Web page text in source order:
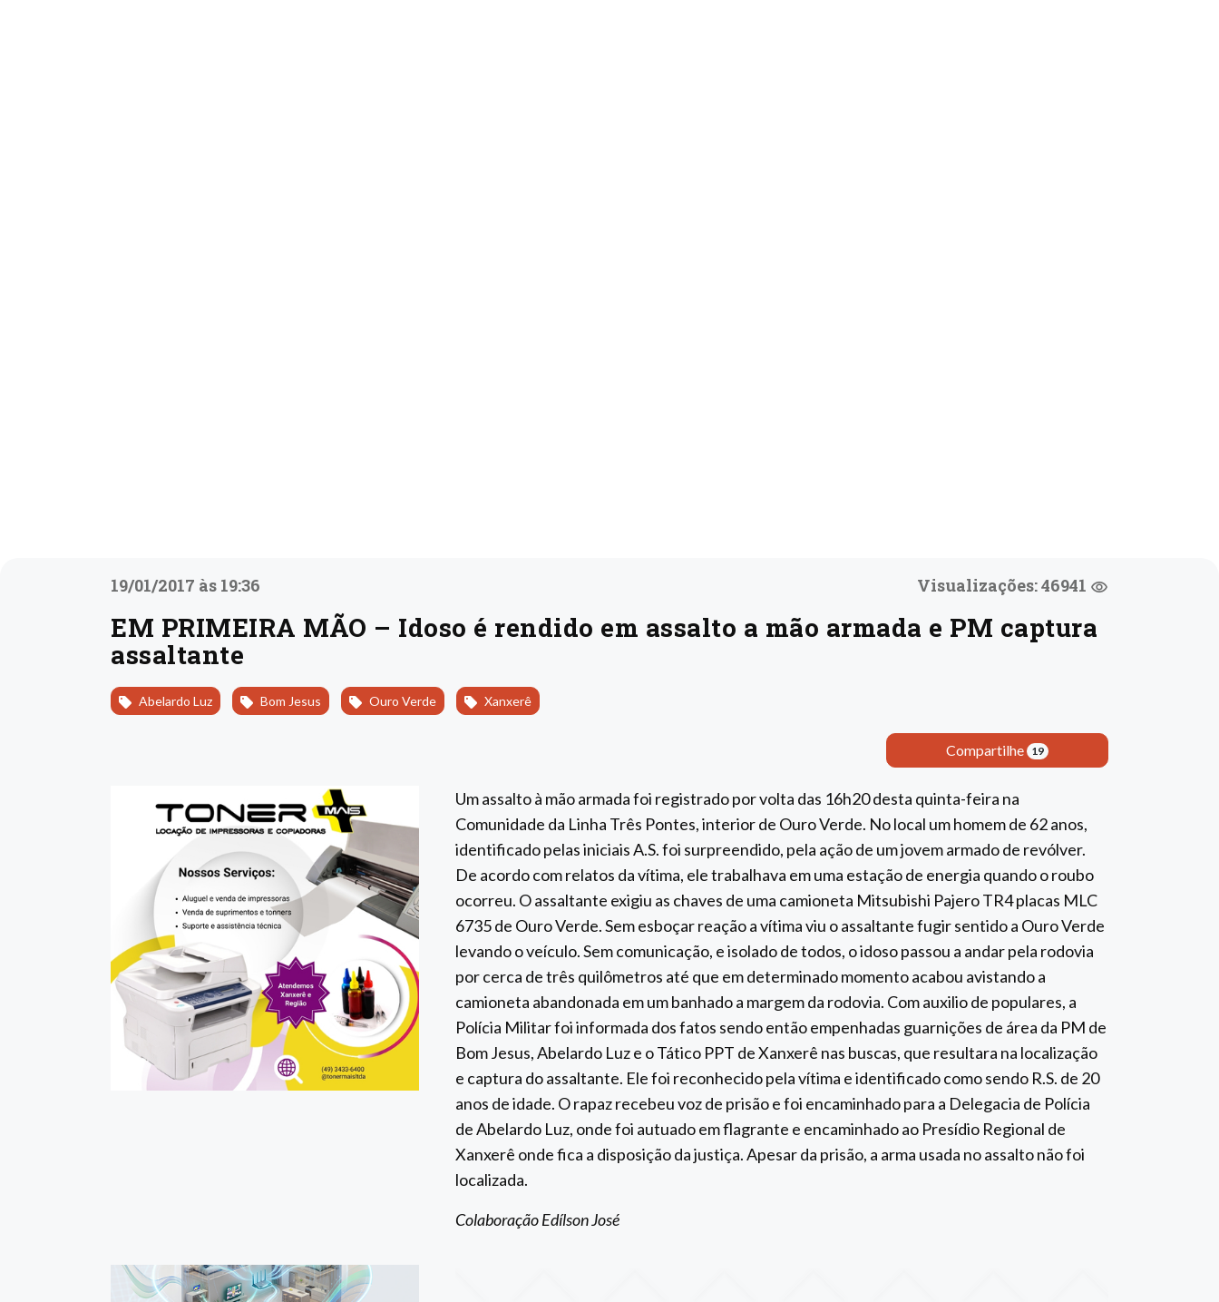
19/01/2017 às 19:36 Visualizações: 46941
EM PRIMEIRA MÃO – Idoso é rendido em assalto a mão armada e PM captura
assaltante
Abelardo Luz Bom Jesus Ouro Verde Xanxerê
Compartilhe 19
Um assalto à mão armada foi registrado por volta das 16h20 desta quinta-feira na
Comunidade da Linha Três Pontes, interior de Ouro Verde. No local um homem de 62 anos,
identificado pelas iniciais A.S. foi surpreendido, pela ação de um jovem armado de revólver.
De acordo com relatos da vítima, ele trabalhava em uma estação de energia quando o roubo
ocorreu. O assaltante exigiu as chaves de uma camioneta Mitsubishi Pajero TR4 placas MLC
6735 de Ouro Verde. Sem esboçar reação a vítima viu o assaltante fugir sentido a Ouro Verde
levando o veículo. Sem comunicação, e isolado de todos, o idoso passou a andar pela rodovia
por cerca de três quilômetros até que em determinado momento acabou avistando a
camioneta abandonada em um banhado a margem da rodovia. Com auxilio de populares, a
Polícia Militar foi informada dos fatos sendo então empenhadas guarnições de área da PM de
Bom Jesus, Abelardo Luz e o Tático PPT de Xanxerê nas buscas, que resultara na localização
e captura do assaltante. Ele foi reconhecido pela vítima e identificado como sendo R.S. de 20
anos de idade. O rapaz recebeu voz de prisão e foi encaminhado para a Delegacia de Polícia
de Abelardo Luz, onde foi autuado em flagrante e encaminhado ao Presídio Regional de
Xanxerê onde fica a disposição da justiça. Apesar da prisão, a arma usada no assalto não foi
localizada.
Colaboração Edílson José